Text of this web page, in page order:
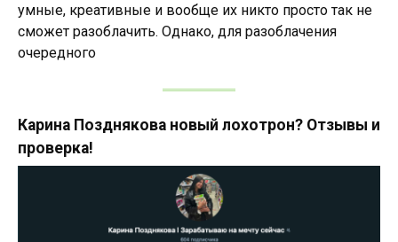
умные, креативные и вообще их никто просто так не
сможет разоблачить. Однако, для разоблачения
очередного
Карина Позднякова новый лохотрон? Отзывы и
проверка!